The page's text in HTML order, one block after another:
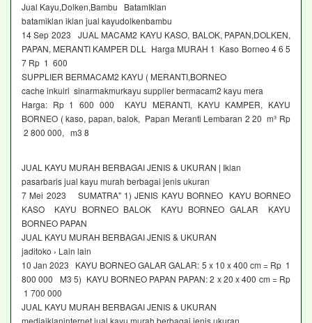
Jual Kayu,Dolken,Bambu BatamIklan
batamiklan iklan jual kayudolkenbambu
14 Sep 2023 JUAL MACAM2 KAYU KASO, BALOK, PAPAN,DOLKEN,
PAPAN, MERANTI KAMPER DLL Harga MURAH 1 Kaso Borneo 4 6 5
7 Rp 1 600
SUPPLIER BERMACAM2 KAYU ( MERANTI,BORNEO
cache inkuiri sinarmakmurkayu supplier bermacam2 kayu mera
Harga: Rp 1 600 000 KAYU MERANTI, KAYU KAMPER, KAYU
BORNEO ( kaso, papan, balok, Papan Meranti Lembaran 2 20 m³ Rp
2 800 000, m3 8
JUAL KAYU MURAH BERBAGAI JENIS & UKURAN | Iklan
pasarbaris jual kayu murah berbagai jenis ukuran
7 Mei 2023 SUMATRA" 1) JENIS KAYU BORNEO KAYU BORNEO
KASO KAYU BORNEO BALOK KAYU BORNEO GALAR KAYU
BORNEO PAPAN
JUAL KAYU MURAH BERBAGAI JENIS & UKURAN
jaditoko › Lain lain
10 Jan 2023 KAYU BORNEO GALAR GALAR: 5 x 10 x 400 cm = Rp 1
800 000 M3 5) KAYU BORNEO PAPAN PAPAN: 2 x 20 x 400 cm = Rp
1 700 000
JUAL KAYU MURAH BERBAGAI JENIS & UKURAN